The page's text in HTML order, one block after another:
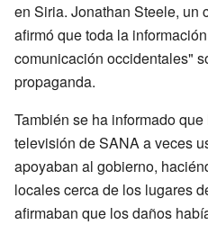
en Siria. Jonathan Steele, un
afirmó que toda la
comunicación occidentales"
propaganda.
También se ha informado
televisión de SANA a veces
apoyaban al gobierno,
locales cerca de los lugares
afirmaban que los daños